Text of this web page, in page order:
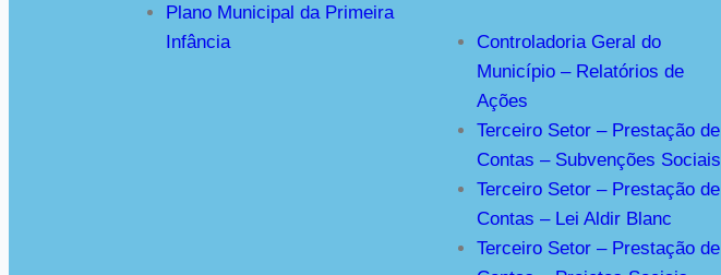
Plano Municipal da Primeira
Infância
Controladoria Geral do
Município – Relatórios de
Ações
Terceiro Setor – Prestação de
Contas – Subvenções Sociais
Terceiro Setor – Prestação de
Contas – Lei Aldir Blanc
Terceiro Setor – Prestação de